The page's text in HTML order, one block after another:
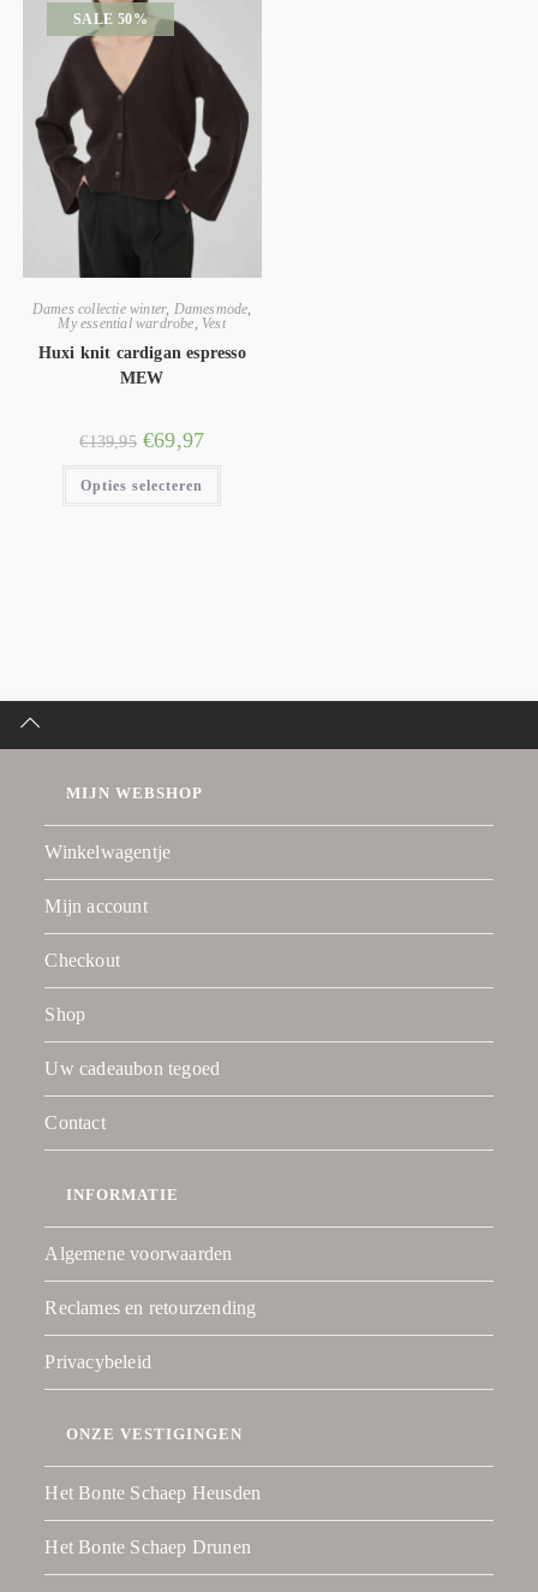
SALE 50%
Dames collectie winter, Damesmode
My essential wardrobe Vest
Huxi knit cardigan espresso
MEW
€139,95 €69,97
Opties selecteren
MIJN WEBSHOP
Winkelwagentje
Mijn account
Checkout
Shop
Uw cadeaubon tegoed
Contact
INFORMATIE
Algemene voorwaarden
Reclames en retourzending
Privacybeleid
ONZE VESTIGINGEN
Het Bonte Schaep Heusden
Het Bonte Schaep Drunen